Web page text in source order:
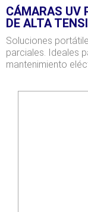
CÁMARAS UV
DE ALTA
Soluciones
parciales. Ideales
mantenimiento